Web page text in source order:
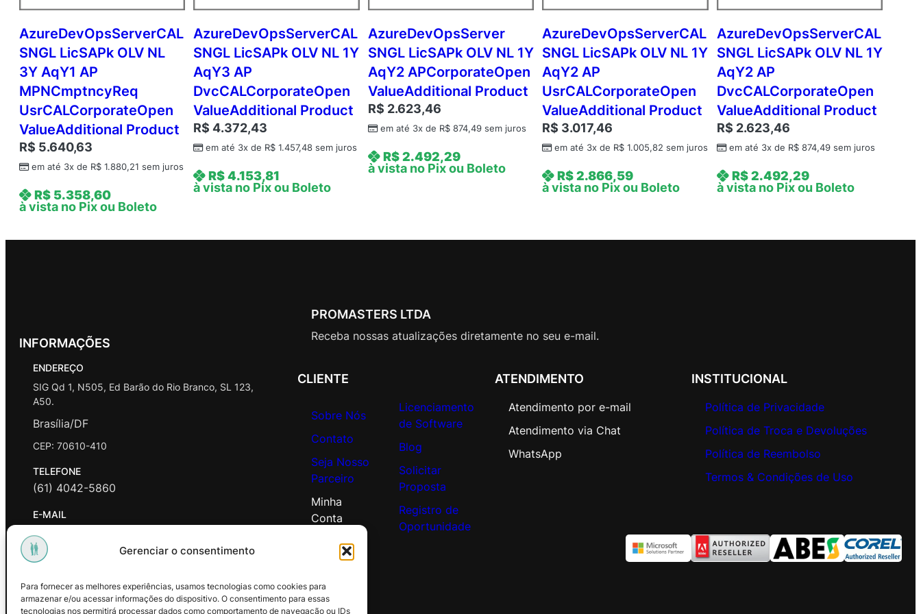
Gerenciar o consentimento
Para fornecer as melhores experiências, usamos tecnologias como cookies para
armazenar e/ou acessar informações do dispositivo. O consentimento para essas
tecnologias nos permitirá processar dados como comportamento de navegação ou IDs
C
o
r
p
o
r
a
t
O
A
d
AzureDevOpsServerCAL
SNGL LicSAPk OLV NL
3Y AqY1 AP
MPNCmptncyReq
UsrCALCorporateOpen
ValueAdditional Product
R$ 5.640,63
em até 3x de R$ 1.880,21 sem juros
R$ 5.358,60
à vista no Pix ou Boleto
AzureDevOpsServerCAL
SNGL LicSAPk OLV NL 1Y
AqY3 AP
DvcCALCorporateOpen
ValueAdditional Product
R$ 4.372,43
em até 3x de R$ 1.457,48 sem juros
R$4.153,81
à vista no Pix ou Boleto
AzureDevOpsServer
SNGL LicSAPk OLV NL 1Y
AqY2 APCorporateOpen
ValueAdditional Product
R$ 2.623,46
em até 3x de R$874,49sem juros
R$2.492,29
à vista no Pix ou Boleto
AzureDevOpsServerCAL
SNGL LicSAPk OLV NL 1Y
AqY2 AP
UsrCALCorporateOpen
ValueAdditional Product
R$ 3.017,46
em até 3x de R$ 1.005,82 sem juros
R$2.866,59
à vista no Pix ou Boleto
AzureDevOpsServerCAL
SNGL LicSAPk OLV NL 1Y
AqY2 AP
DvcCALCorporateOpen
ValueAdditional Product
R$ 2.623,46
em até 3x de R$874,49sem juros
R$2.492,29
à vista no Pix ou Boleto
INFORMAÇÕES
ENDEREÇO
SIG Qd 1, N505, Ed Barão do Rio Branco, SL 123,
A50.
Brasília/DF
CEP: 70610-410
TELEFONE
(61) 4042-5860
E-MAIL
contato@promasters.net.br
HORÁRIO DE ATENDIMENTO
Facebook Instagram Youtube
PROMASTERS LTDA
Receba nossas atualizações diretamente no seu e-mail.
CLIENTE
Sobre Nós
Contato
Seja Nosso
Parceiro
Minha
Conta
Licenciamento
de Software
Blog
Solicitar
Proposta
Registro de
Oportunidade
ATENDIMENTO
Atendimento por e-mail
Atendimento via Chat
WhatsApp
INSTITUCIONAL
Política de Privacidade
Política de Troca e Devoluções
Política de Reembolso
Termos & Condições de Uso